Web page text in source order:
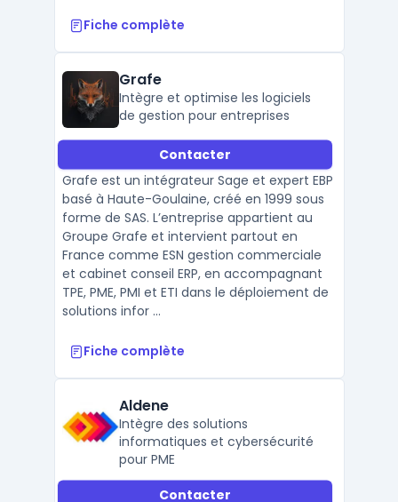
Fiche complète
Grafe
Intègre et optimise les logiciels
de gestion pour entreprises
Contacter
Grafe est un intégrateur Sage et expert EBP
basé à Haute-Goulaine, créé en 1999 sous
forme de SAS. L’entreprise appartient au
Groupe Grafe et intervient partout en
France comme ESN gestion commerciale
et cabinet conseil ERP, en accompagnant
TPE, PME, PMI et ETI dans le déploiement de
solutions infor ...
Fiche complète
Aldene
Intègre des solutions
informatiques et cybersécurité
pour PME
Contacter